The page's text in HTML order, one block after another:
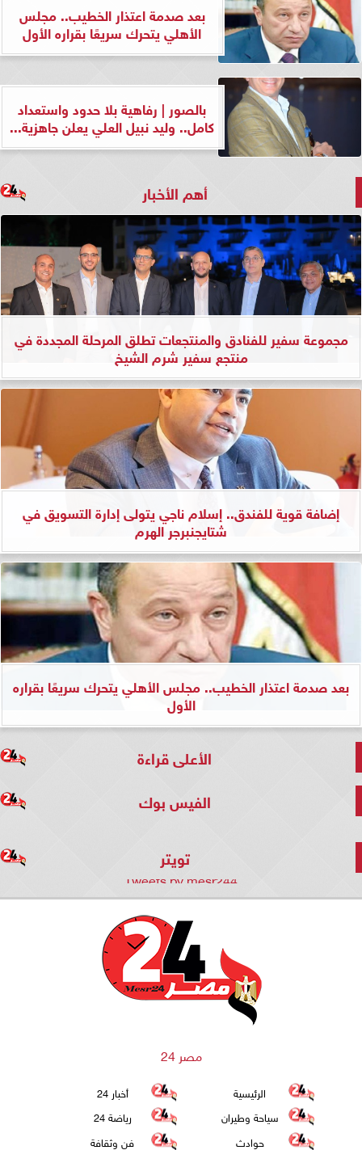
بعد صدمة اعتذار الخطيب.. مجلس
الأهلي يتحرك سريعًا بقراره الأول
بالصور | رفاهية بلا حدود واستعداد
كامل.. وليد نبيل العلي يعلن جاهزية...
أهم الأخبار
مجموعة سفير للفنادق والمنتجعات تطلق المرحلة المجددة في
منتجع سفير شرم الشيخ
إضافة قوية للفندق.. إسلام ناجي يتولى إدارة التسويق في
شتايجنبرجر الهرم
بعد صدمة اعتذار الخطيب.. مجلس الأهلي يتحرك سريعًا بقراره
الأول
الأعلى قراءة
الفيس بوك
تويتر
Tweets by mesr244
مصر 24
الرئيسية
أخبار 24
سياحة وطيران
رياضة 24
حوادث
فن وثقافة